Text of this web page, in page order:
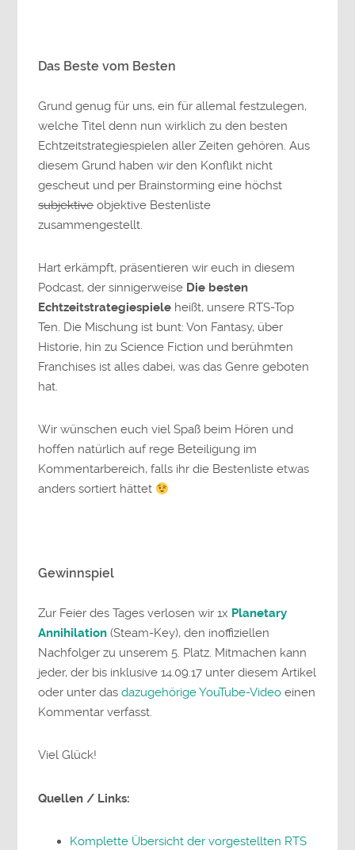
Das Beste vom Besten
Grund genug für uns, ein für allemal festzulegen,
welche Titel denn nun wirklich zu den besten
Echtzeitstrategiespielen aller Zeiten gehören. Aus
diesem Grund haben wir den Konflikt nicht
gescheut und per Brainstorming eine höchst
subjektiveobjektive Bestenliste
zusammengestellt.
Hart erkämpft, präsentieren wir euch in diesem
Podcast, der sinnigerweise Die besten
Echtzeitstrategiespiele heißt, unsere RTS-Top
Ten. Die Mischung ist bunt: Von Fantasy, über
Historie, hin zu Science Fiction und berühmten
Franchises ist alles dabei, was das Genre geboten
hat.
Wir wünschen euch viel Spaß beim Hören und
hoffen natürlich auf rege Beteiligung im
Kommentarbereich, falls ihr die Bestenliste etwas
anders sortiert hättet
Gewinnspiel
Zur Feier des Tages verlosen wir 1x Planetary
Annihilation (Steam-Key), den inoffiziellen
Nachfolger zu unserem 5. Platz. Mitmachen kann
jeder, der bis inklusive 14.09.17 unter diesem Artikel
oder unter dasdazugehörige YouTube-Video einen
Kommentar verfasst.
Viel Glück!
Quellen / Links:
Komplette Übersicht der vorgestellten RTS